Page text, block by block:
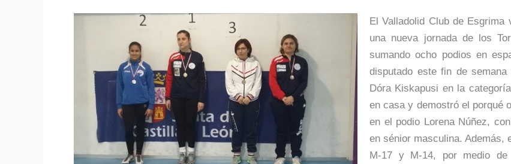
El Valladolid Club de
una nueva jornada de los
sumando ocho podios en
disputado este fin de
Dóra Kiskapusi en la
en casa y demostró el porqué
en el podio Lorena Núñez,
en sénior masculina. Además,
M-17 y M-14, por medio